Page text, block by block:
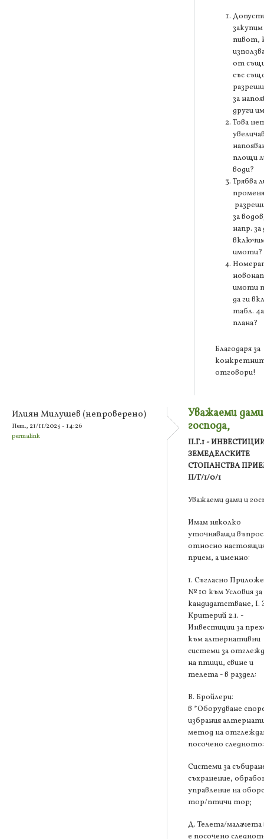
пивот,
от
със
за
други
Това
площи
води?
Трябва
за
напр. за
имоти?
имоти
да ги
табл.
плана?
Благодаря за
отговори!
Илиян Милушев (непроверено)
Пет., 21/11/2025 - 14:26
permalink
Уважаеми
господа,
II.Г.1 -
ЗЕМЕДЕЛСКИТЕ
СТОПАНСТВА
II/Г/1/0/1
Уважаеми дами и
Имам няколко
уточняващи
относно
прием, а именно:
1. Съгласно
№ 10 към Условия за
кандидатстване, І.
Критерий 2.1. -
Инвестиции за
към алтернативни
системи за
на птици, свине и
телета - в раздел:
В. Бройлери:
в *Оборудване
избрания
метод на
посочено
Системи за
съхранение,
управление на
тор/птичи тор;
Д. Телета/малачета
е посочено